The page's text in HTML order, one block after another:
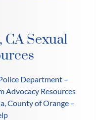
Sexual
Department –
Advocacy Resources
County of Orange –